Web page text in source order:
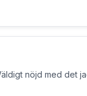
nöjd med det